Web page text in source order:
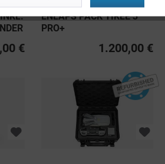
€
ENLAPS PACK TIKEE 3
PRO+
1.200,00 €